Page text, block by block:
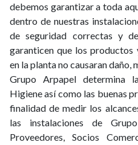
debemos garantizar a toda
dentro de nuestras
de seguridad correctas y
garanticen que los productos
en la planta no causaran daño,
Grupo Arpapel determina
Higiene así como las buenas
finalidad de medir los
las instalaciones de
Proveedores, Socios